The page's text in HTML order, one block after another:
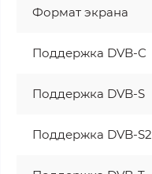
Формат экрана
Поддержка DVB-C
Поддержка DVB-S
Поддержка DVB-S2